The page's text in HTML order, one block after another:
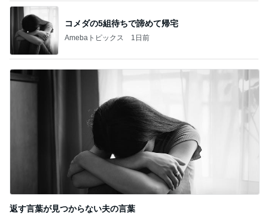
コメダの5組待ちで諦めて帰宅
Amebaトピックス 1日前
返す言葉が見つからない夫の言葉